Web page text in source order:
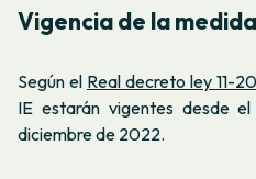
Vigencia de la medida
Según el Real decreto ley 11-
IE estarán vigentes desde
diciembre de 2022.